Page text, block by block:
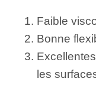
Faible
Bonne
les